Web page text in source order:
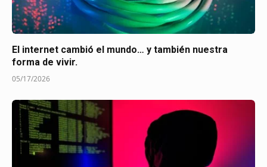
El internet cambió el mundo… y también nuestra
forma de vivir.
05/17/2026